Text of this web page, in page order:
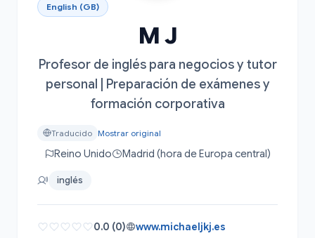
English (GB)
M J
Profesor de inglés para negocios y tutor
personal | Preparación de exámenes y
formación corporativa
Traducido Mostrar original
Reino Unido Madrid (hora de Europa central)
inglés
0.0 (0) www.michaeljkj.es